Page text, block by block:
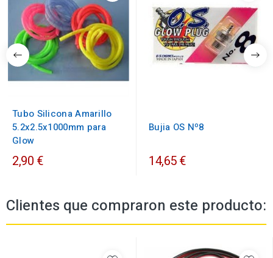
Tubo Silicona Amarillo
5.2x2.5x1000mm para
Glow
2,90 €
Bujia OS Nº8
14,65 €
Clientes que compraron este producto: